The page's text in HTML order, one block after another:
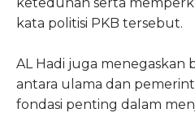
kata politisi PKB tersebut.
AL Hadi juga menegaskan
antara ulama dan
fondasi penting dalam